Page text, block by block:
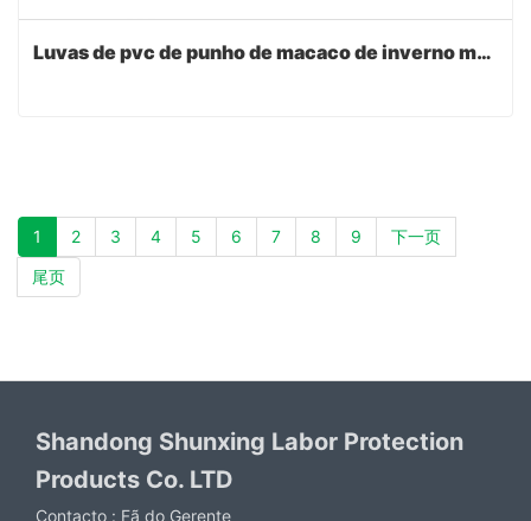
Luvas de pvc de punho de macaco de inverno marrom
1 2 3 4 5 6 7 8 9
下一页
尾页
Shandong Shunxing Labor Protection
Products Co. LTD
Contacto : Fã do Gerente